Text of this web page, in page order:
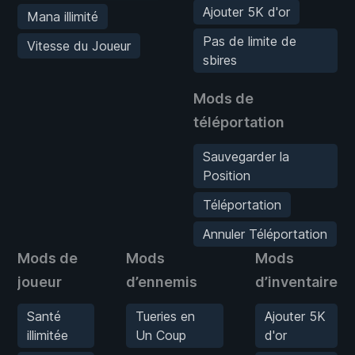
Mana illimité
Vitesse du Joueur
Ajouter 5K d'or
Pas de limite de
sbires
Mods de
téléportation
Sauvegarder la
Position
Téléportation
Annuler Téléportation
Mods de
joueur
Santé
illimitée
Mods
d’ennemis
Tueries en
Un Coup
Mods
d’inventaire
Ajouter 5K
d'or